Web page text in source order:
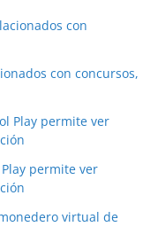
con
con concursos,
Play permite ver
permite ver
virtual de